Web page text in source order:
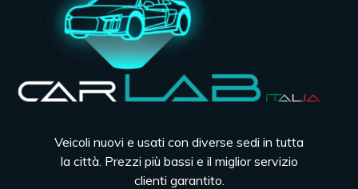
Veicoli nuovi e usati con diverse sedi in tutta
la città. Prezzi più bassi e il miglior servizio
clienti garantito.